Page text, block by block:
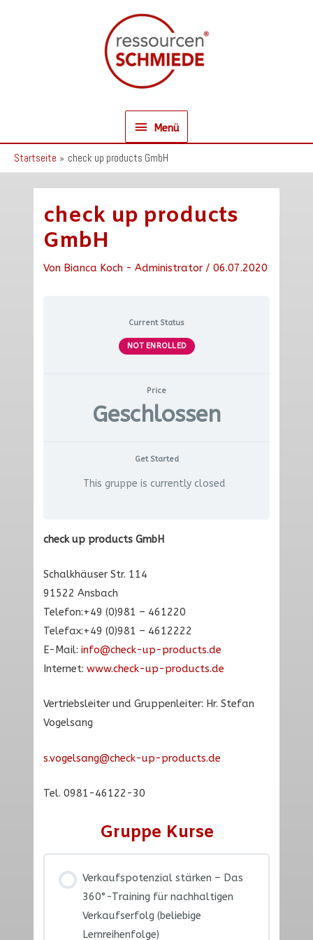
Menü
Menü
Startseite check up products GmbH
check up products
GmbH
Von Bianca Koch - Administrator /06.07.2020
Current Status
NOT ENROLLED
Price
Geschlossen
Get Started
This gruppe is currently closed
check up products GmbH
Schalkhäuser Str. 114
91522 Ansbach
Telefon:+49 (0)981 – 461220
Telefax:+49 (0)981 – 4612222
E-Mail:info@check-up-products.de
Internet:www.check-up-products.de
Vertriebsleiter und Gruppenleiter: Hr. Stefan
Vogelsang
s.vogelsang@check-up-products.de
Tel. 0981-46122-30
Gruppe Kurse
Verkaufspotenzial stärken – Das
360°-Training für nachhaltigen
Verkaufserfolg (beliebige
Lernreihenfolge)